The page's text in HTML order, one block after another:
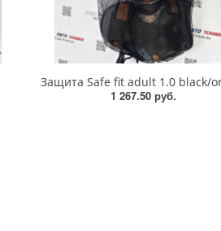
1 267.50 руб.